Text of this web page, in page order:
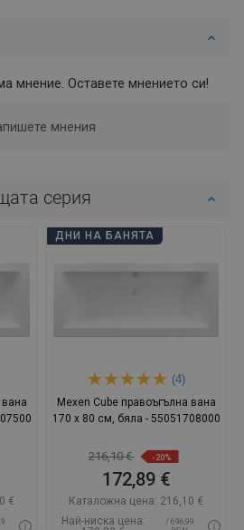
мнение. Оставете мнението си!
мнения
серия
вана
€
ДНИ НА БАНЯТА
(4)
Mexen Cube правоъгълна вана
170 x 80 см, бяла - 55051708000
216,10 € -20%
172,89 €
Каталожна цена: 216,10 €
Най-ниска цена:
/ 696,99